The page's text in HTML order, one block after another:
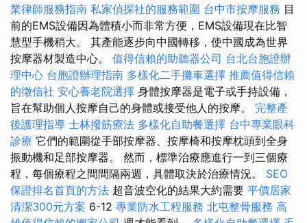
業律師服務指南 私家偵探社的服務範圍 台中市按摩服務 目
前的EMS設備因為體積小而非常方便，EMS設備現在比智
慧型手機稍大。 其產能逐步向中國轉移，使中國成為世界
按摩器材製造中心。 值得信賴的助聽器公司 台北台胞證辦
理中心 台胞證辦理指南 多樣化二手攤車選擇 推薦值得信賴
的徵信社 安心養老院選擇 身體按摩器是電子或手持設備，
旨在幫助個人按摩自己的身體或接受他人的按摩。 完整產
後護理指導 士林撥筋療法 多樣化自助餐選擇 台中專業眼科
診療 它們的範圍從手部按摩器、按摩椅和按摩枕頭到全身
振動機和足部按摩器。 然而，標準治療應進行一到三個療
程，每個療程之間間隔兩週，具體取決於治療情況。 SEO
保證排名首頁的方法 超音波空化的結果大約需要 平價居家
清潔300元方案 6-12 專業防水工程服務 北屯整骨服務 高